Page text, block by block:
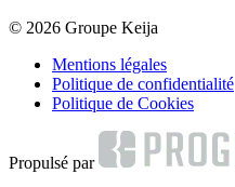
© 2026 Groupe Keija
Mentions légales
Politique de confidentialité
Politique de Cookies
Propulsé par